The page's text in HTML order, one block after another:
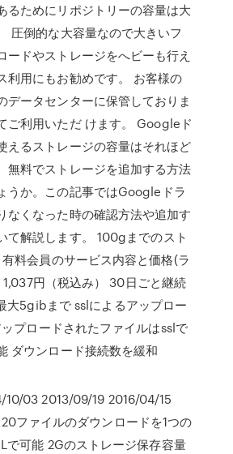
るためにリポジトリーの容量は大
圧倒的な大容量なので大きいフ
ードやストレージをへビーも行え
利用にもお勧めです。 お客様の
データセンターに保管しておりま
ご利用いただ けます。 Googleド
えるストレージの容量はそれほど
無料でストレージを追加する方法
うか。この記事ではGoogleドラ
なくなった時の確認方法や追加す
て解説します。 100gまでのスト
料会員のサービス内容と価格(ラ
円（税込み） 30日ごと継続
大5gibまで sslによるアップロー
プロードされたファイルはsslで
ダウンロード接続数を緩和
10/03 2013/09/19 2016/04/15
ファイルのダウンロードを1つの
で可能 2Gのストレージ保存容量